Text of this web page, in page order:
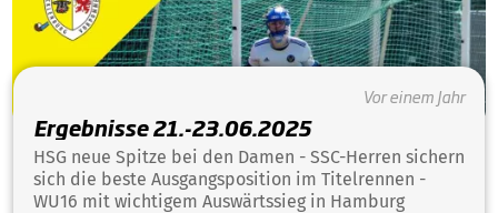
Vor einem Jahr
Ergebnisse 21.-23.06.2025
HSG neue Spitze bei den Damen - SSC-Herren sichern
sich die beste Ausgangsposition im Titelrennen -
WU16 mit wichtigem Auswärtssieg in Hamburg